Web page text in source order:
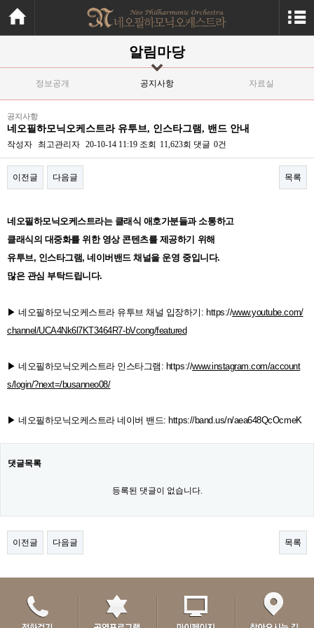
알림마당
정보공개 공지사항 자료실
공지사항
네오필하모닉오케스트라 유투브, 인스타그램, 밴드 안내
작성자 최고관리자 20-10-14 11:19 조회 11,623회 댓글 0건
이전글 다음글 목록
네오필하모닉오케스트라는 클래식 애호가분들과 소통하고
클래식의 대중화를 위한 영상 콘텐츠를 제공하기 위해
유투브, 인스타그램, 네이버밴드 채널을 운영 중입니다.
많은 관심 부탁드립니다.
▶ 네오필하모닉오케스트라 유투브 채널 입장하기: https://www.youtube.com/
channel/UCA4Nk6l7KT3464R7-bVcong/featured
▶ ​ 네오필하모닉오케스트라 인스타그램: https://www.instagram.com/account
s/login/?next=/busanneo08/
▶ ​ 네오필하모닉오케스트라 네이버 밴드: https://band.us/n/aea648QcOcmeK
댓글목록
등록된 댓글이 없습니다.
이전글 다음글 목록